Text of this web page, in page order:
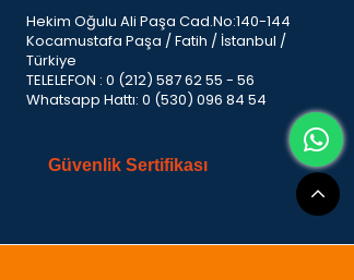
Hekim Oğulu Ali Paşa Cad.No:140-144
Kocamustafa Paşa / Fatih / İstanbul /
Türkiye
TELELEFON : 0 (212) 587 62 55 - 56
Whatsapp Hattı: 0 (530) 096 84 54
Güvenlik Sertifikası